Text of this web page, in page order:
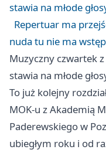
stawia na młode
Repertuar ma
nuda tu nie ma
Muzyczny czwartek
stawia na młode
To już kolejny
MOK-u z Akademią
Paderewskiego w
ubiegłym roku i od